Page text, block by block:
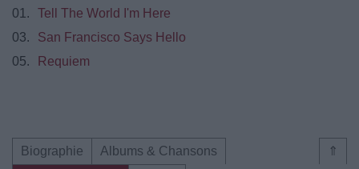
01.
Tell The World I'm Here
03.
San Francisco Says Hello
05.
Requiem
⇑
Biographie
Albums & Chansons